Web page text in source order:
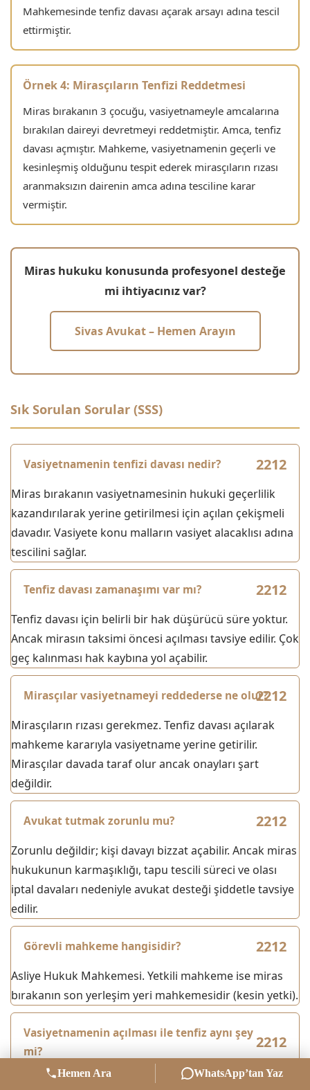
Hemen Ara WhatsApp’tan Yaz
Mahkemesinde tenfiz davası açarak arsayı adına tescil
ettirmiştir.
Örnek 4: Mirasçıların Tenfizi Reddetmesi
Miras bırakanın 3 çocuğu, vasiyetnameyle amcalarına
bırakılan daireyi devretmeyi reddetmiştir. Amca, tenfiz
davası açmıştır. Mahkeme, vasiyetnamenin geçerli ve
kesinleşmiş olduğunu tespit ederek mirasçıların rızası
aranmaksızın dairenin amca adına tesciline karar
vermiştir.
Miras hukuku konusunda profesyonel desteğe
mi ihtiyacınız var?
Sivas Avukat – Hemen Arayın
Sık Sorulan Sorular (SSS)
Vasiyetnamenin tenfizi davası nedir?
Miras bırakanın vasiyetnamesinin hukuki geçerlilik
kazandırılarak yerine getirilmesi için açılan çekişmeli
davadır. Vasiyete konu malların vasiyet alacaklısı adına
tescilini sağlar.
Tenfiz davası zamanaşımı var mı?
Tenfiz davası için belirli bir hak düşürücü süre yoktur.
Ancak mirasın taksimi öncesi açılması tavsiye edilir. Çok
geç kalınması hak kaybına yol açabilir.
Mirasçılar vasiyetnameyi reddederse ne olur?
Mirasçıların rızası gerekmez. Tenfiz davası açılarak
mahkeme kararıyla vasiyetname yerine getirilir.
Mirasçılar davada taraf olur ancak onayları şart
değildir.
Avukat tutmak zorunlu mu?
Zorunlu değildir; kişi davayı bizzat açabilir. Ancak miras
hukukunun karmaşıklığı, tapu tescili süreci ve olası
iptal davaları nedeniyle avukat desteği şiddetle tavsiye
edilir.
Görevli mahkeme hangisidir?
Asliye Hukuk Mahkemesi. Yetkili mahkeme ise miras
bırakanın son yerleşim yeri mahkemesidir (kesin yetki).
Vasiyetnamenin açılması ile tenfiz aynı şey
mi?
Hayır. Açılma, Sulh Hukuk’ta yapılan çekişmesiz yargı